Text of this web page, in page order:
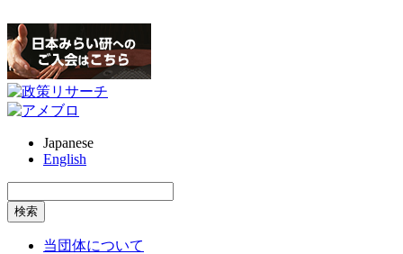
Japanese
English
当団体について